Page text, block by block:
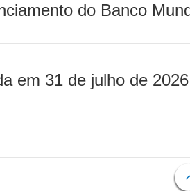
do Banco
em 31 de julho de 2026